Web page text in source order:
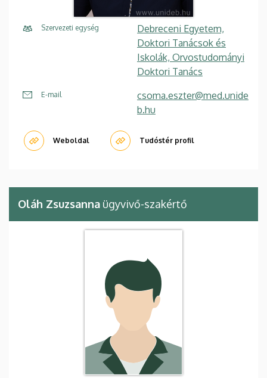
Szervezeti egység
Debreceni Egyetem,
Doktori Tanácsok és
Iskolák, Orvostudományi
Doktori Tanács
E-mail
csoma.eszter@med.unide
b.hu
Weboldal Tudóstér profil
Oláh Zsuzsanna ügyvivő-szakértő